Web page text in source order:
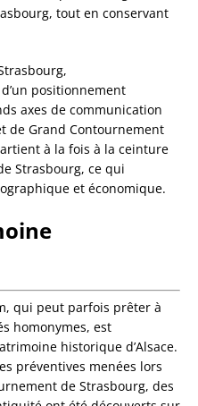
tout en conservant
positionnement
axes de communication
de Grand Contournement
à la fois à la ceinture
Strasbourg, ce qui
et économique.
qui peut parfois prêter à
homonymes, est
historique d’Alsace.
préventives menées lors
de Strasbourg, des